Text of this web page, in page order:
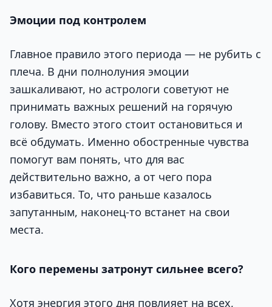
Эмоции под контролем
Главное правило этого периода — не рубить с
плеча. В дни полнолуния эмоции
зашкаливают, но астрологи советуют не
принимать важных решений на горячую
голову. Вместо этого стоит остановиться и
всё обдумать. Именно обостренные чувства
помогут вам понять, что для вас
действительно важно, а от чего пора
избавиться. То, что раньше казалось
запутанным, наконец-то встанет на свои
места.
Кого перемены затронут сильнее всего?
Хотя энергия этого дня повлияет на всех,